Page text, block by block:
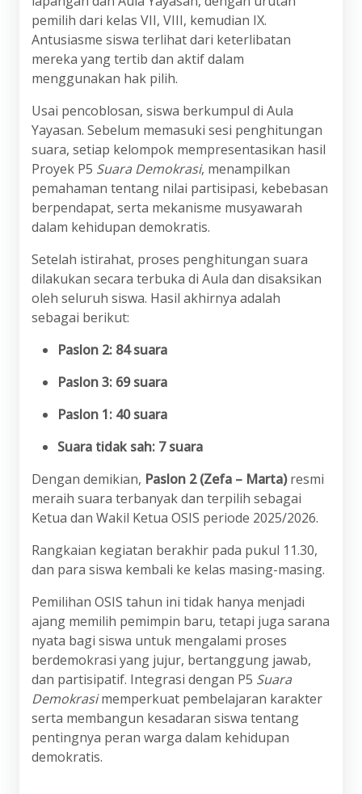
pemilih dari kelas VII, VIII, kemudian IX.
Antusiasme siswa terlihat dari keterlibatan
mereka yang tertib dan aktif dalam
menggunakan hak pilih.
Usai pencoblosan, siswa berkumpul di Aula
Yayasan. Sebelum memasuki sesi penghitungan
suara, setiap kelompok mempresentasikan hasil
Proyek P5 Suara Demokrasi, menampilkan
pemahaman tentang nilai partisipasi, kebebasan
berpendapat, serta mekanisme musyawarah
dalam kehidupan demokratis.
Setelah istirahat, proses penghitungan suara
dilakukan secara terbuka di Aula dan disaksikan
oleh seluruh siswa. Hasil akhirnya adalah
sebagai berikut:
Paslon 2: 84 suara
Paslon 3: 69 suara
Paslon 1: 40 suara
Suara tidak sah: 7 suara
Dengan demikian, Paslon 2 (Zefa – Marta)resmi
meraih suara terbanyak dan terpilih sebagai
Ketua dan Wakil Ketua OSIS periode 2025/2026.
Rangkaian kegiatan berakhir pada pukul 11.30,
dan para siswa kembali ke kelas masing-masing.
Pemilihan OSIS tahun ini tidak hanya menjadi
ajang memilih pemimpin baru, tetapi juga sarana
nyata bagi siswa untuk mengalami proses
berdemokrasi yang jujur, bertanggung jawab,
dan partisipatif. Integrasi dengan P5 Suara
Demokrasimemperkuat pembelajaran karakter
serta membangun kesadaran siswa tentang
pentingnya peran warga dalam kehidupan
demokratis.